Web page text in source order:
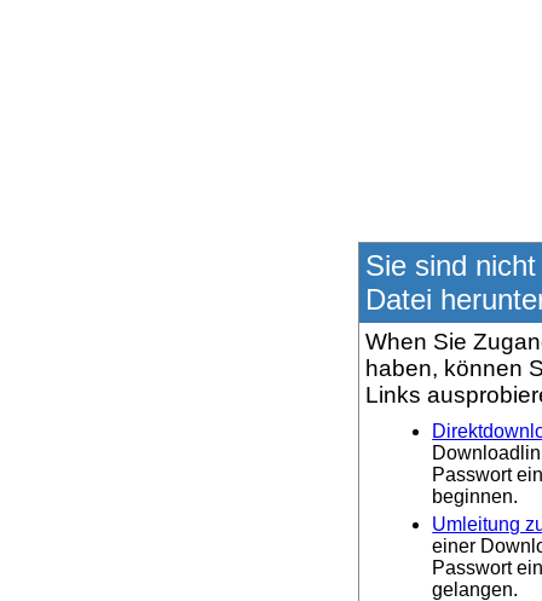
Sie sind
Datei
When Sie
haben, können
Links
Passwort
beginnen.
Umleitung
einer
Passwort
gelangen.